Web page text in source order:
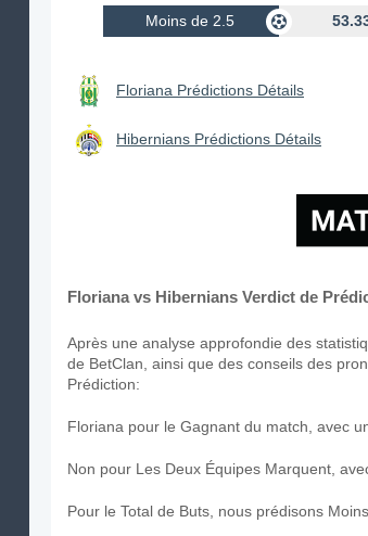
Moins de 2.5
Floriana Prédictions Détails
Hibernians Prédictions Détails
Floriana vs Hibernians Verdict de
Après une analyse approfondie des
de BetClan, ainsi que des conseils des
Prédiction:
Floriana pour le Gagnant du match, avec
Non pour Les Deux Équipes Marquent,
Pour le Total de Buts, nous prédisons